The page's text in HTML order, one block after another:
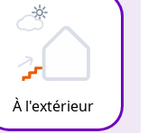
À l'extérieur